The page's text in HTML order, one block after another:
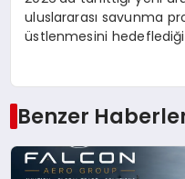
uluslararası savunma
üstlenmesini
Benzer